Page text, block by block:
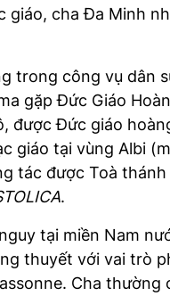
giáo, cha Đa Minh
trong công vụ dân
gặp Đức Giáo
được Đức giáo
giáo tại vùng Albi
tác được Toà
.
tại miền Nam
thuyết với vai trò
Cha